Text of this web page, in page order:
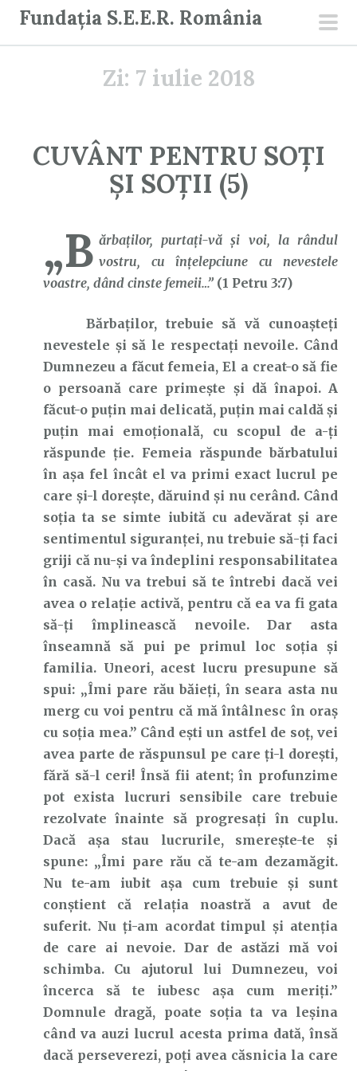
Fundația S.E.E.R. România
Zi: 7 iulie 2018
CUVÂNT PENTRU SOȚI
ȘI SOȚII (5)
„B ărbaţilor, purtaţi-vă şi voi, la rândul
vostru, cu înţelepciune cu nevestele
voastre, dând cinste femeii…” (1 Petru 3:7)
Bărbaților, trebuie să vă cunoașteți
nevestele și să le respectați nevoile. Când
Dumnezeu a făcut femeia, El a creat-o să fie
o persoană care primește și dă înapoi. A
făcut-o puțin mai delicată, puțin mai caldă și
puțin mai emoțională, cu scopul de a-ți
răspunde ție. Femeia răspunde bărbatului
în așa fel încât el va primi exact lucrul pe
care și-l dorește, dăruind și nu cerând. Când
soția ta se simte iubită cu adevărat și are
sentimentul siguranței, nu trebuie să-ți faci
griji că nu-și va îndeplini responsabilitatea
în casă. Nu va trebui să te întrebi dacă vei
avea o relație activă, pentru că ea va fi gata
să-ți împlinească nevoile. Dar asta
înseamnă să pui pe primul loc soția și
familia. Uneori, acest lucru presupune să
spui: „Îmi pare rău băieți, în seara asta nu
merg cu voi pentru că mă întâlnesc în oraș
cu soția mea.” Când ești un astfel de soț, vei
avea parte de răspunsul pe care ți-l dorești,
fără să-l ceri! Însă fii atent; în profunzime
pot exista lucruri sensibile care trebuie
rezolvate înainte să progresați în cuplu.
Dacă așa stau lucrurile, smerește-te și
spune: „Îmi pare rău că te-am dezamăgit.
Nu te-am iubit așa cum trebuie și sunt
conștient că relația noastră a avut de
suferit. Nu ți-am acordat timpul și atenția
de care ai nevoie. Dar de astăzi mă voi
schimba. Cu ajutorul lui Dumnezeu, voi
încerca să te iubesc așa cum meriți.”
Domnule dragă, poate soția ta va leșina
când va auzi lucrul acesta prima dată, însă
dacă perseverezi, poți avea căsnicia la care